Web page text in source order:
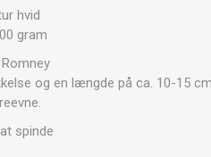
hvid
gram
og en længde på ca. 10-15
spinde